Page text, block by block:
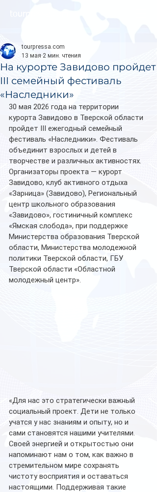
На курорте Завидово пройдет
III семейный фестиваль
«Наследники»
tourpressa.com
13 мая 2 мин. чтения
30 мая 2026 года на территории
курорта Завидово в Тверской области
пройдет III ежегодный семейный
фестиваль «Наследники». Фестиваль
объединит взрослых и детей в
творчестве и различных активностях.
Организаторы проекта — курорт
Завидово, клуб активного отдыха
«Зарница» (Завидово), Региональный
центр школьного образования
«Завидово», гостиничный комплекс
«Ямская слобода», при поддержке
Министерства образования Тверской
области, Министерства молодежной
политики Тверской области, ГБУ
Тверской области «Областной
молодежный центр».
«Для нас это стратегически важный
социальный проект. Дети не только
учатся у нас знаниям и опыту, но и
сами становятся нашими учителями.
Своей энергией и открытостью они
напоминают нам о том, как важно в
стремительном мире сохранять
чистоту восприятия и оставаться
настоящими. Поддерживая такие